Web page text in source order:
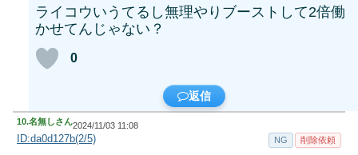
ライコウいうてるし無理やりブーストして2倍働
かせてんじゃない？
0
返信
10.名無しさん2024/11/03 11:08
ID:da0d127b(2/5) NG 削除依頼